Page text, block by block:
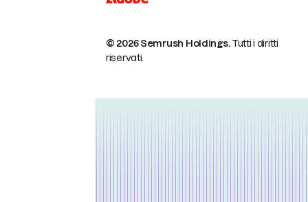
© 2026 Semrush Holdings.Tutti i diritti
riservati.